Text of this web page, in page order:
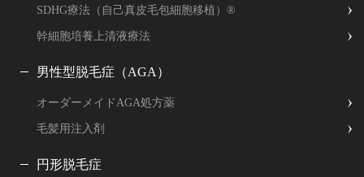
SDHG療法（自己真皮毛包細胞移植）®
幹細胞培養上清液療法
男性型脱毛症（AGA）
オーダーメイドAGA処方薬
毛髪用注入剤
円形脱毛症